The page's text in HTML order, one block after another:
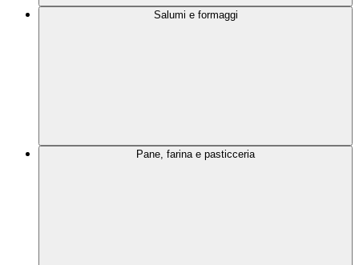
Salumi e formaggi
Pane, farina e pasticceria